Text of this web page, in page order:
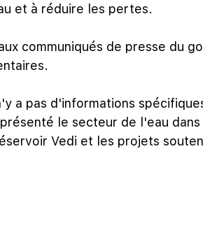
et à réduire les pertes.
communiqués de presse du
a pas d'informations
le secteur de l'eau
Vedi et les projets